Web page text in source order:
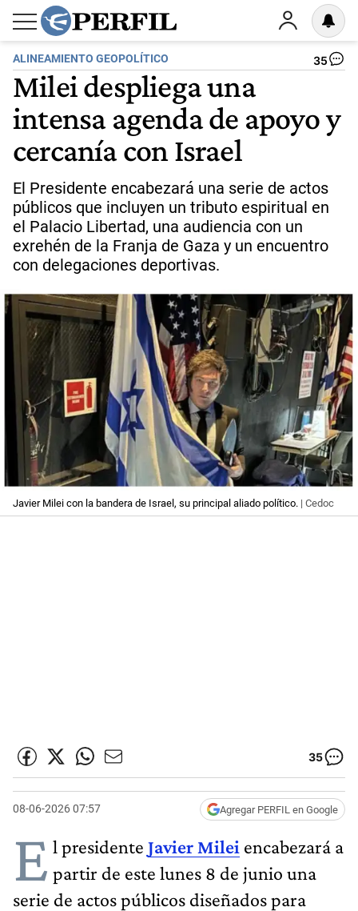
ALINEAMIENTO GEOPOLÍTICO 35
Milei despliega una
intensa agenda de apoyo y
cercanía con Israel
El Presidente encabezará una serie de actos
públicos que incluyen un tributo espiritual en
el Palacio Libertad, una audiencia con un
exrehén de la Franja de Gaza y un encuentro
con delegaciones deportivas.
Javier Milei con la bandera de Israel, su principal aliado político. | Cedoc
35
08-06-2026 07:57 Agregar PERFIL en Google
E l presidente Javier Milei encabezará a
partir de este lunes 8 de junio una
serie de actos públicos diseñados para